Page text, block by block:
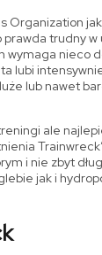
Organization
trudny
wymaga nieco
lubi
lub nawet
ale
i nie zbyt
jak i